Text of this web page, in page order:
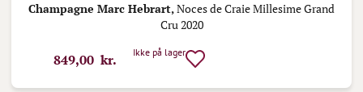
Champagne Marc Hebrart, Noces de Craie Millesime Grand
Cru 2020
849,00 kr. Ikke på lager